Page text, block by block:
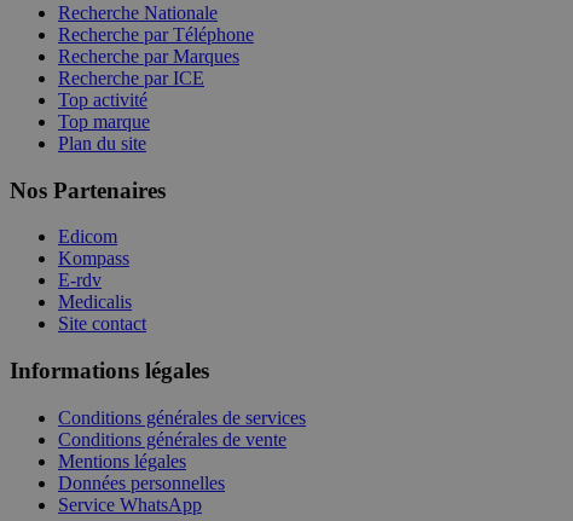
Recherche Nationale
Recherche par Téléphone
Recherche par Marques
Recherche par ICE
Top activité
Top marque
Plan du site
Nos Partenaires
Edicom
Kompass
E-rdv
Medicalis
Site contact
Informations légales
Conditions générales de services
Conditions générales de vente
Mentions légales
Données personnelles
Service WhatsApp